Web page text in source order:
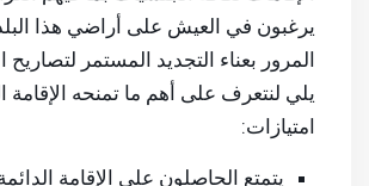
يرغبون في العيش على أراضي هذا
المرور بعناء التجديد المستمر لتصاريح
يلي لنتعرف على أهم ما تمنحه الإقامة
امتيازات:
يتمتع الحاصلون على الإقامة